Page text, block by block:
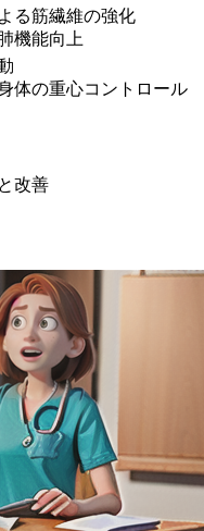
る筋繊維の強化
機能向上
体の重心コントロール
改善